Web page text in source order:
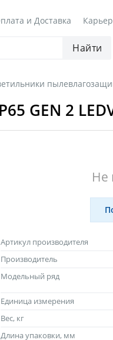
и Доставка
Найти
GEN 2
Не
Артикул производителя
Производитель
Модельный ряд
Единица измерения
Вес, кг
Длина упаковки, мм